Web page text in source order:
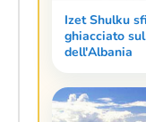
Izet Shulku
ghiacciato
dell'Albania